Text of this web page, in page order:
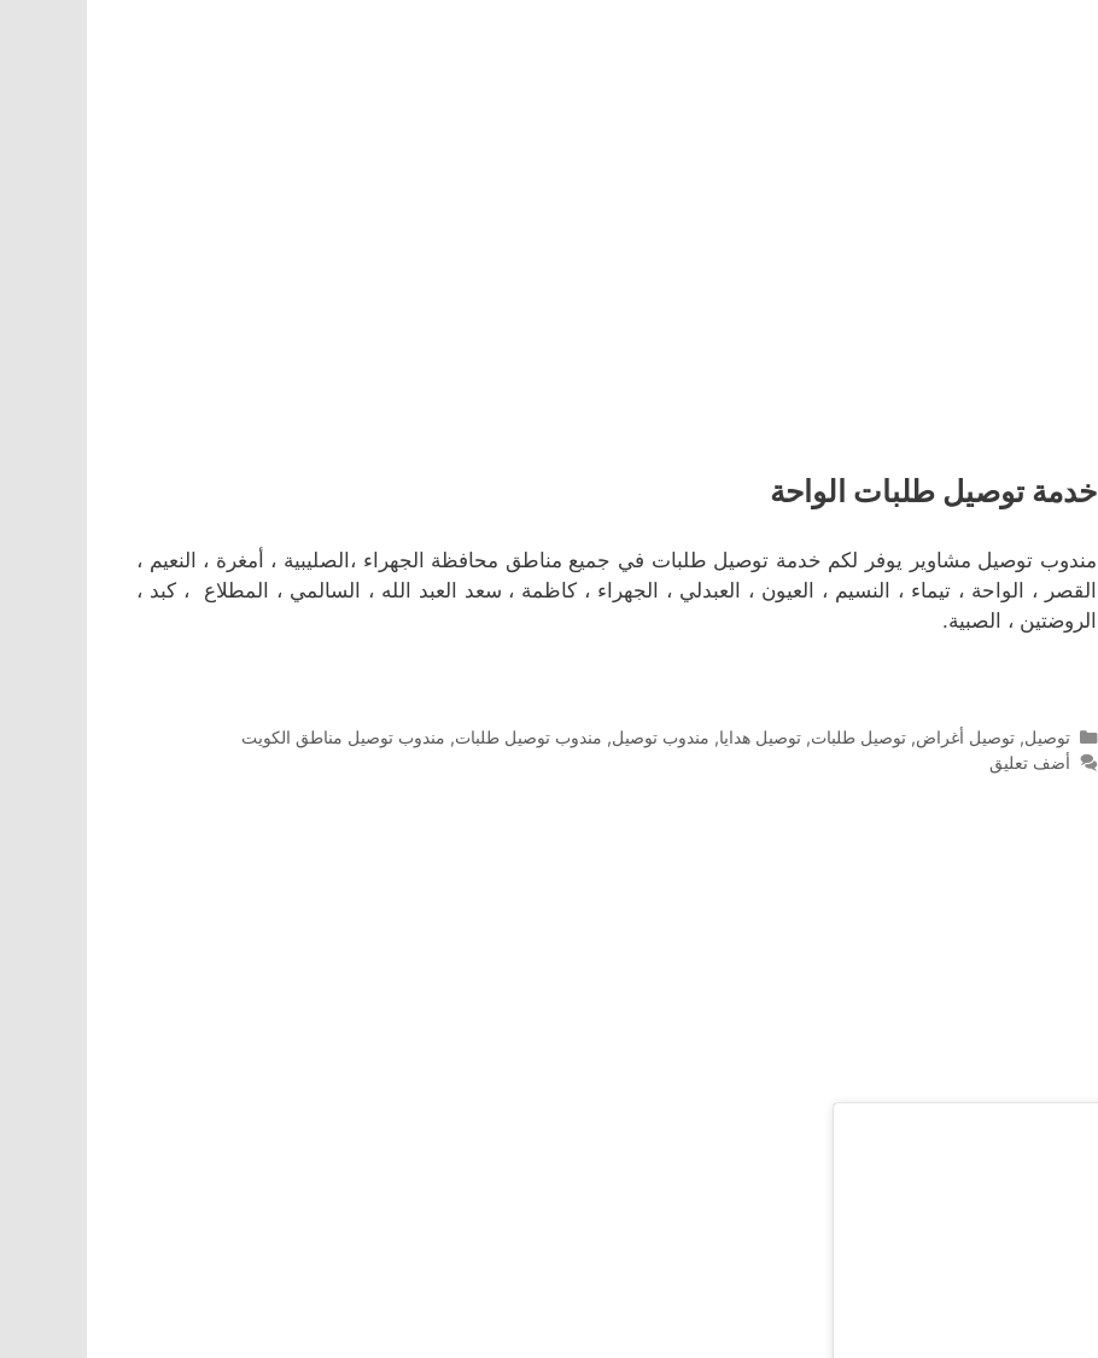
خدمة توصيل طلبات الواحة
مندوب توصيل مشاوير يوفر لكم خدمة توصيل طلبات في جميع مناطق محافظة الجهراء ،الصليبية ، أمغرة ، النعيم ،
القصر ، الواحة ، تيماء ، النسيم ، العيون ، العبدلي ، الجهراء ، كاظمة ، سعد العبد الله ، السالمي ، المطلاع ، كبد ،
الروضتين ، الصبية.
التصنيفات
توصيل, توصيل أغراض, توصيل طلبات, توصيل هدايا, مندوب توصيل, مندوب توصيل طلبات, مندوب توصيل مناطق الكويت
أضف تعليق